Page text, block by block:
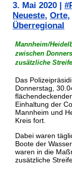
3. Mai 2020
Neueste, Orte,
Überregional
Mannheim/
zwischen
zusätzliche
Das
Donnerstag,
Einhaltung der
Mannheim und
Kreis fort.
Dabei waren
Boote der
waren in die
zusätzliche